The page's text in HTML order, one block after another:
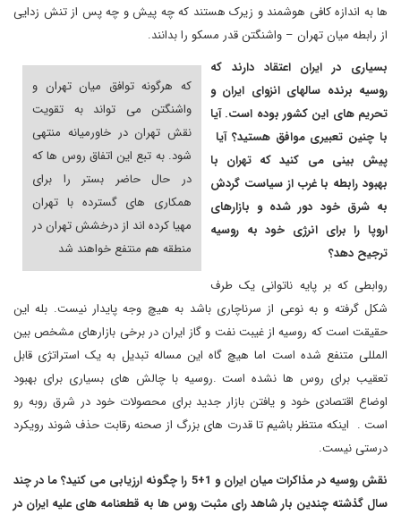
ها به اندازه کافی هوشمند و زیرک هستند که چه پیش و چه پس از تنش زدایی
از رابطه میان تهران – واشنگتن قدر مسکو را بدانند.
که هرگونه توافق میان تهران و
واشنگتن می تواند به تقویت
نقش تهران در خاورمیانه منتهی
شود. به تبع این اتفاق روس ها که
در حال حاضر بستر را برای
همکاری های گسترده با تهران
مهیا کرده اند از درخشش تهران در
منطقه هم منتفع خواهند شد
بسیاری در ایران اعتقاد دارند که
روسیه برنده سالهای انزوای ایران و
تحریم های این کشور بوده است. آیا
با چنین تعبیری موافق هستید؟ آیا
پیش بینی می کنید که تهران با
بهبود رابطه با غرب از سیاست گردش
به شرق خود دور شده و بازارهای
اروپا را برای انرژی خود به روسیه
ترجیح دهد؟
روابطی که بر پایه ناتوانی یک طرف
شکل گرفته و به نوعی از سرناچاری باشد به هیچ وجه پایدار نیست. بله این
حقیقت است که روسیه از غیبت نفت و گاز ایران در برخی بازارهای مشخص بین
المللی متنفع شده است اما هیچ گاه این مساله تبدیل به یک استراتژی قابل
تعقیب برای روس ها نشده است .روسیه با چالش های بسیاری برای بهبود
اوضاع اقتصادی خود و یافتن بازار جدید برای محصولات خود در شرق روبه رو
است . اینکه منتظر باشیم تا قدرت های بزرگ از صحنه رقابت حذف شوند رویکرد
درستی نیست.
نقش روسیه در مذاکرات میان ایران و 1+5 را چگونه ارزیابی می کنید؟ ما در چند
سال گذشته چندین بار شاهد رای مثبت روس ها به قطعنامه های علیه ایران در